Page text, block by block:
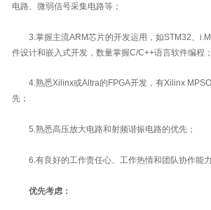
电路、微弱信号采集电路等；
3.掌握主流ARM芯片的开发运用，如STM32、
件设计和嵌入式开发，数量掌握C/C++语言软件编程；
4.熟悉Xilinx或Altra的FPGA开发，有Xilinx
先；
5.熟悉高压放大电路和射频谐振电路的优先；
6.有良好的工作责任心、工作热情和团队协作能力
优先考虑：